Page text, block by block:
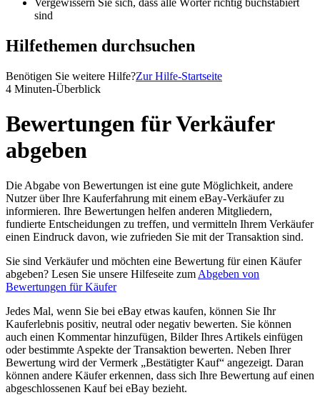
Vergewissern Sie sich, dass alle Wörter richtig buchstabiert
sind
Hilfethemen durchsuchen
Benötigen Sie weitere Hilfe?Zur Hilfe-Startseite
4 Minuten-Überblick
Bewertungen für Verkäufer
abgeben
Die Abgabe von Bewertungen ist eine gute Möglichkeit, andere
Nutzer über Ihre Kauferfahrung mit einem eBay-Verkäufer zu
informieren. Ihre Bewertungen helfen anderen Mitgliedern,
fundierte Entscheidungen zu treffen, und vermitteln Ihrem Verkäufer
einen Eindruck davon, wie zufrieden Sie mit der Transaktion sind.
Sie sind Verkäufer und möchten eine Bewertung für einen Käufer
abgeben? Lesen Sie unsere Hilfeseite zum Abgeben von
Bewertungen für Käufer
Jedes Mal, wenn Sie bei eBay etwas kaufen, können Sie Ihr
Kauferlebnis positiv, neutral oder negativ bewerten. Sie können
auch einen Kommentar hinzufügen, Bilder Ihres Artikels einfügen
oder bestimmte Aspekte der Transaktion bewerten. Neben Ihrer
Bewertung wird der Vermerk „Bestätigter Kauf“ angezeigt. Daran
können andere Käufer erkennen, dass sich Ihre Bewertung auf einen
abgeschlossenen Kauf bei eBay bezieht.